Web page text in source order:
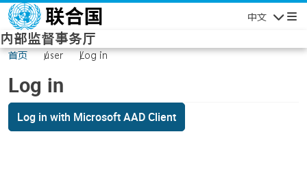
Skip to main content
中文
内部监督事务厅
首页 user Log in
Log in
Log in with Microsoft AAD Client